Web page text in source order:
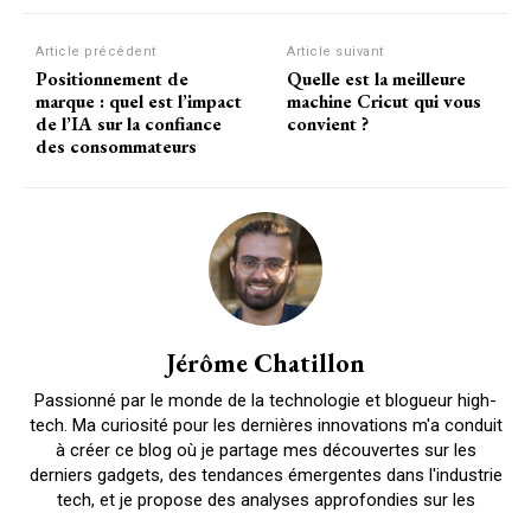
Article précédent
Positionnement de
marque : quel est l’impact
de l’IA sur la confiance
des consommateurs
Article suivant
Quelle est la meilleure
machine Cricut qui vous
convient ?
Jérôme Chatillon
Passionné par le monde de la technologie et blogueur high-
tech. Ma curiosité pour les dernières innovations m'a conduit
à créer ce blog où je partage mes découvertes sur les
derniers gadgets, des tendances émergentes dans l'industrie
tech, et je propose des analyses approfondies sur les